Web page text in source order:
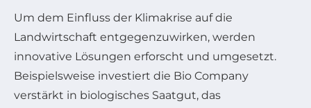
Um dem Einfluss der Klimakrise auf die
Landwirtschaft entgegenzuwirken, werden
innovative Lösungen erforscht und umgesetzt.
Beispielsweise investiert die Bio Company
verstärkt in biologisches Saatgut, das